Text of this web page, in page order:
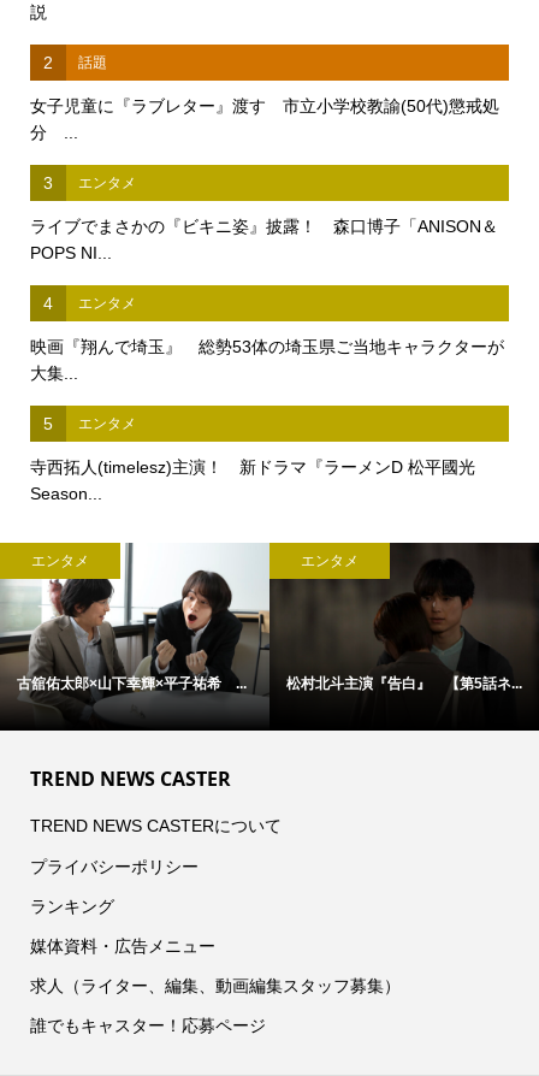
説
2 話題
女子児童に『ラブレター』渡す 市立小学校教諭(50代)懲戒処
分 ...
3 エンタメ
ライブでまさかの『ビキニ姿』披露！ 森口博子「ANISON＆
POPS NI...
4 エンタメ
映画『翔んで埼玉』 総勢53体の埼玉県ご当地キャラクターが
大集...
5 エンタメ
寺西拓人(timelesz)主演！ 新ドラマ『ラーメンD 松平國光
Season...
エンタメ
古舘佑太郎×山下幸輝×平子祐希 ...
エンタメ
松村北斗主演『告白』 【第5話ネ...
TREND NEWS CASTER
TREND NEWS CASTERについて
プライバシーポリシー
ランキング
媒体資料・広告メニュー
求人（ライター、編集、動画編集スタッフ募集）
誰でもキャスター！応募ページ